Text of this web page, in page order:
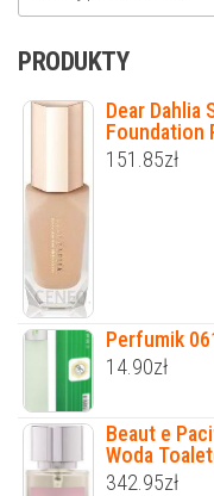
PRODUKTY
Dear Dahlia
Foundation
151.85zł
Perfumik
14.90zł
Beaut e
Woda
342.95zł